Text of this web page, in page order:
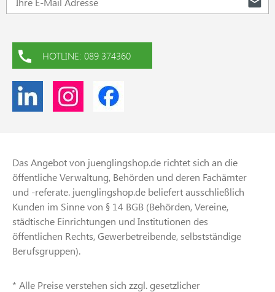
HOTLINE: 089 374360
Das Angebot von juenglingshop.de richtet sich an die
öffentliche Verwaltung, Behörden und deren Fachämter
und -referate. juenglingshop.de beliefert ausschließlich
Kunden im Sinne von § 14 BGB (Behörden, Vereine,
städtische Einrichtungen und Institutionen des
öffentlichen Rechts, Gewerbetreibende, selbstständige
Berufsgruppen).
* Alle Preise verstehen sich zzgl. gesetzlicher